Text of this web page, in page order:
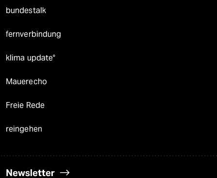
bundestalk
fernverbindung
klima update°
Mauerecho
Freie Rede
reingehen
Newsletter